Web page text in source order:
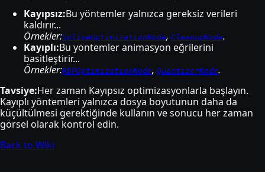
Kayıpsız:Bu yöntemler yalnızca gereksiz verileri
kaldırır...
Örnekler:SplineOptimizationNode, CleanupNode.
Kayıplı:Bu yöntemler animasyon eğrilerini
basitleştirir...
Örnekler:RDPOptimizationNode, QuantizerNode.
Tavsiye:Her zaman Kayıpsız optimizasyonlarla başlayın.
Kayıplı yöntemleri yalnızca dosya boyutunun daha da
küçültülmesi gerektiğinde kullanın ve sonucu her zaman
görsel olarak kontrol edin.
Back to Wiki